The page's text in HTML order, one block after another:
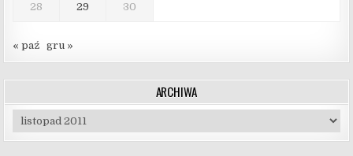
28 29 30
« paź gru »
ARCHIWA
Archiwa